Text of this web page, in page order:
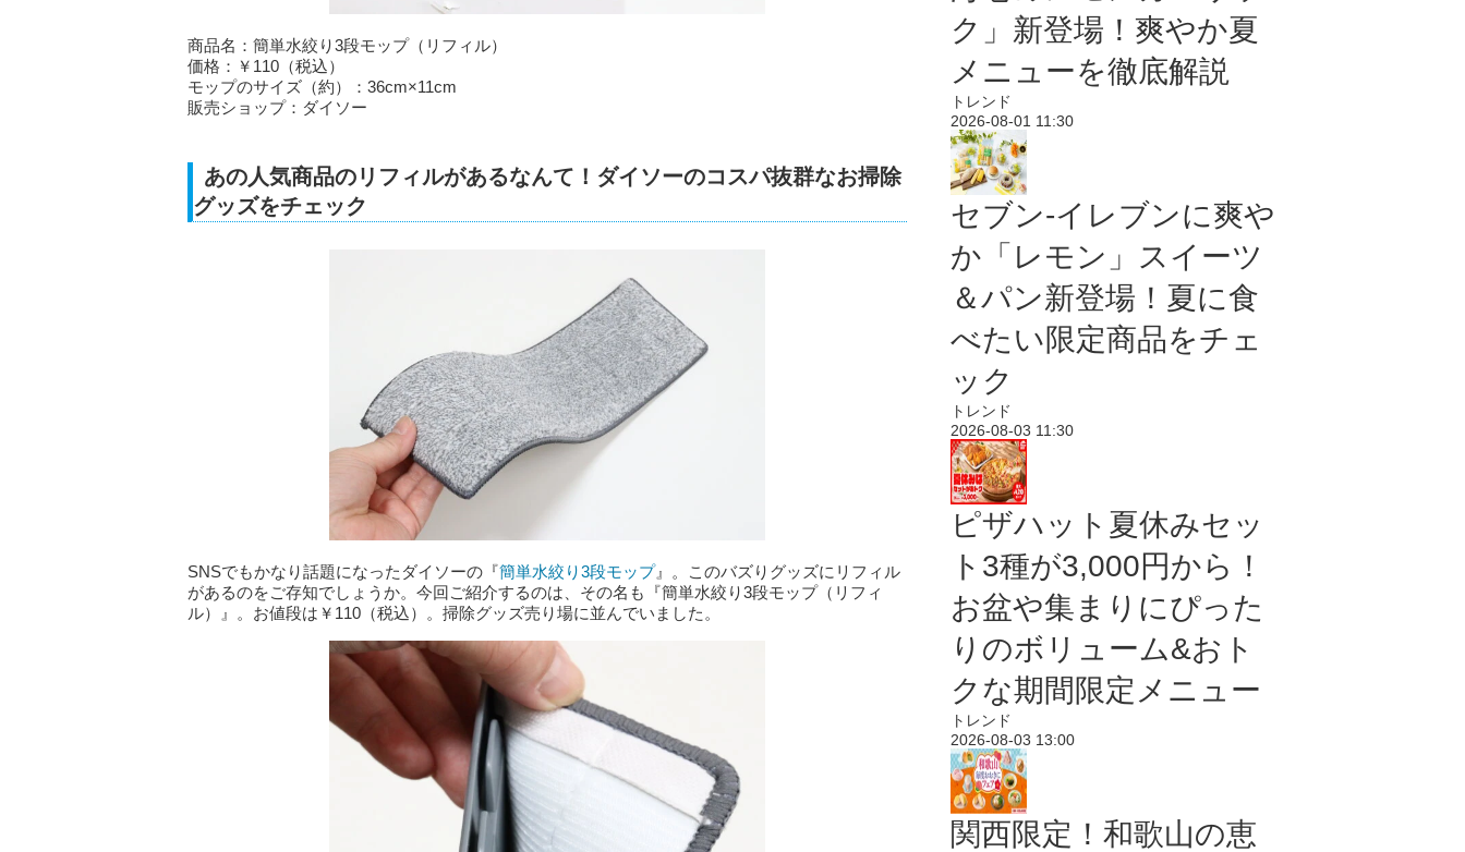
商品名：簡単水絞り3段モップ（リフィル）
価格：￥110（税込）
モップのサイズ（約）：36cm×11cm
販売ショップ：ダイソー
あの人気商品のリフィルがあるなんて！ダイソーのコスパ抜群なお掃除
グッズをチェック
SNSでもかなり話題になったダイソーの『簡単水絞り3段モップ』。このバズりグッズにリフィル
があるのをご存知でしょうか。今回ご紹介するのは、その名も『簡単水絞り3段モップ（リフィ
ル）』。お値段は￥110（税込）。掃除グッズ売り場に並んでいました。
ク」新登場！爽やか夏
メニューを徹底解説
トレンド
2026-08-01 11:30
セブン‐イレブンに爽や
か「レモン」スイーツ
＆パン新登場！夏に食
べたい限定商品をチェ
ック
トレンド
2026-08-03 11:30
ピザハット夏休みセッ
ト3種が3,000円から！
お盆や集まりにぴった
りのボリューム&おト
クな期間限定メニュー
トレンド
2026-08-03 13:00
関西限定！和歌山の恵